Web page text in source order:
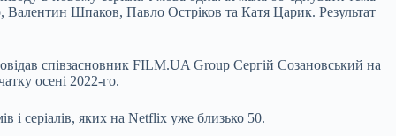
, Валентин Шпаков, Павло Остріков та Катя Царик. Результат
співзасновник FILM.UA Group Сергій Созановський на
осені 2022-го.
і серіалів, яких на Netflix уже близько 50.